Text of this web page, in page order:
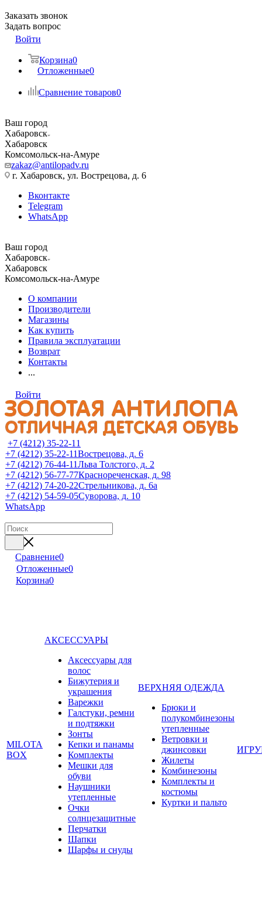
Заказать звонок
Задать вопрос
Войти
Корзина0
Отложенные0
Сравнение товаров0
Ваш город
Хабаровск
Хабаровск
Комсомольск-на-Амуре
zakaz@antilopadv.ru
г. Хабаровск, ул. Вострецова, д. 6
Вконтакте
Telegram
WhatsApp
Ваш город
Хабаровск
Хабаровск
Комсомольск-на-Амуре
О компании
Производители
Магазины
Как купить
Правила эксплуатации
Возврат
Контакты
...
Войти
+7 (4212) 35-22-11
+7 (4212) 35-22-11Вострецова, д. 6
+7 (4212) 76-44-11Льва Толстого, д. 2
+7 (4212) 56-77-77Краснореченская, д. 98
+7 (4212) 74-20-22Стрельникова, д. 6а
+7 (4212) 54-59-05Суворова, д. 10
WhatsApp
Сравнение0
Отложенные0
Корзина0
MILOTA
BOX
АКСЕССУАРЫ
Аксессуары для
волос
Бижутерия и
украшения
Варежки
Галстуки, ремни
и подтяжки
Зонты
Кепки и панамы
Комплекты
Мешки для
обуви
Наушники
утепленные
Очки
солнцезащитные
Перчатки
Шапки
Шарфы и снуды
ВЕРХНЯЯ ОДЕЖДА
Брюки и
полукомбинезоны
утепленные
Ветровки и
джинсовки
Жилеты
Комбинезоны
Комплекты и
костюмы
Куртки и пальто